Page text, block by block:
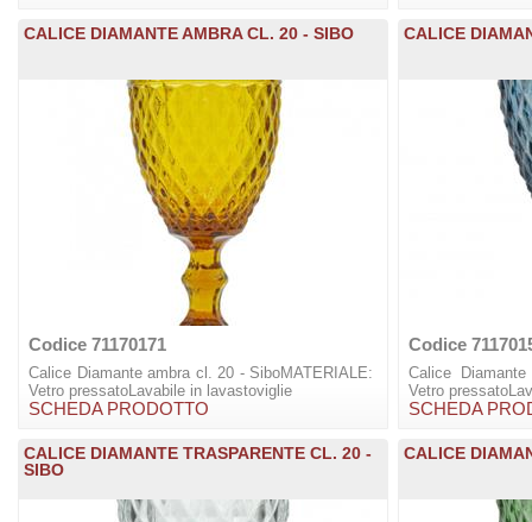
CALICE DIAMANTE AMBRA CL. 20 - SIBO
Codice 71170171
Calice Diamante ambra cl. 20 - SiboMATERIALE:
Vetro pressatoLavabile in lavastoviglie
SCHEDA PRODOTTO
CALICE
Codice
Calice
Vetro
SCHEDA
CALICE DIAMANTE TRASPARENTE CL. 20 -
SIBO
CALICE